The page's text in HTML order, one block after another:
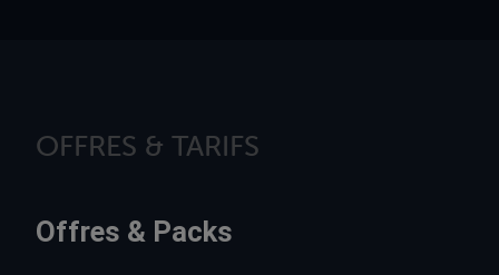
OFFRES & TARIFS
Offres & Packs